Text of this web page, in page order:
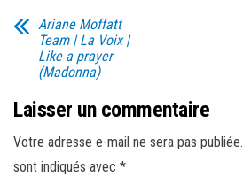
Ariane Moffatt
Team | La Voix |
Like a prayer
(Madonna)
Laisser un commentaire
Votre adresse e-mail ne sera pas publiée.
sont indiqués avec *